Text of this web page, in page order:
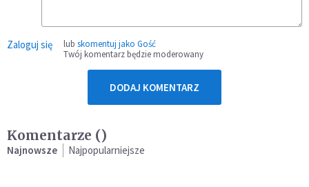
Zaloguj się lub skomentuj jako Gość
Twój komentarz będzie moderowany
DODAJ KOMENTARZ
Komentarze ()
Najnowsze Najpopularniejsze